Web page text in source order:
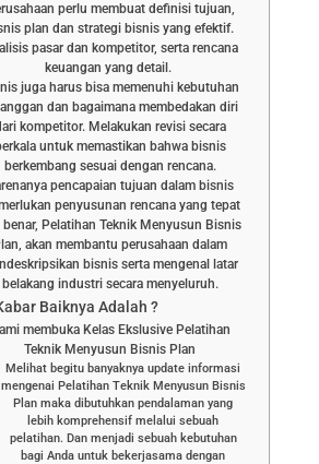
perlu membuat definisi tujuan,
plan dan strategi bisnis yang efektif.
pasar dan kompetitor, serta rencana
keuangan yang detail.
juga harus bisa memenuhi kebutuhan
dan bagaimana membedakan diri
kompetitor. Melakukan revisi secara
untuk memastikan bahwa bisnis
berkembang sesuai dengan rencana.
pencapaian tujuan dalam bisnis
penyusunan rencana yang tepat
benar, Pelatihan Teknik Menyusun Bisnis
akan membantu perusahaan dalam
bisnis serta mengenal latar
belakang industri secara menyeluruh.
Baiknya Adalah ?
membuka Kelas Ekslusive Pelatihan
Teknik Menyusun Bisnis Plan
Melihat begitu banyaknya update informasi
mengenai Pelatihan Teknik Menyusun Bisnis
Plan maka dibutuhkan pendalaman yang
lebih komprehensif melalui sebuah
pelatihan. Dan menjadi sebuah kebutuhan
bagi Anda untuk bekerjasama dengan